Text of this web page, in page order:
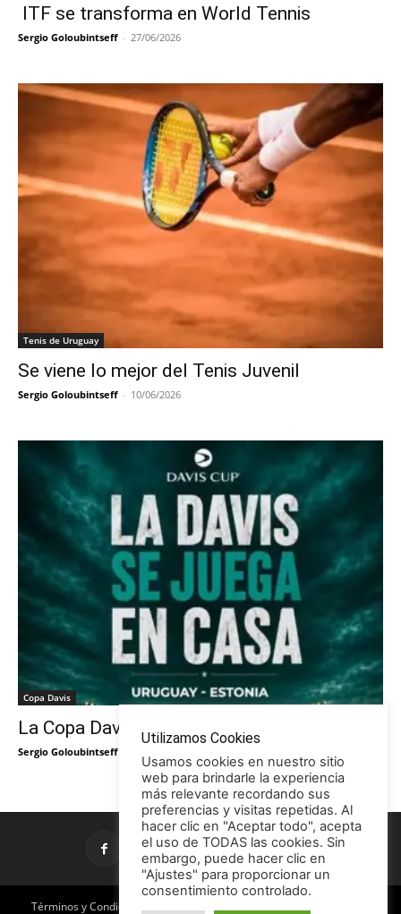
ITF se transforma en World Tennis
Sergio Goloubintseff - 27/06/2026
Tenis de Uruguay
Se viene lo mejor del Tenis Juvenil
Sergio Goloubintseff - 10/06/2026
Copa Davis
La Copa Davis vuelve al Círculo
Sergio Goloubintseff
Términos y Condiciones
Utilizamos Cookies
Usamos cookies en nuestro sitio
web para brindarle la experiencia
más relevante recordando sus
preferencias y visitas repetidas. Al
hacer clic en "Aceptar todo", acepta
el uso de TODAS las cookies. Sin
embargo, puede hacer clic en
"Ajustes" para proporcionar un
consentimiento controlado.